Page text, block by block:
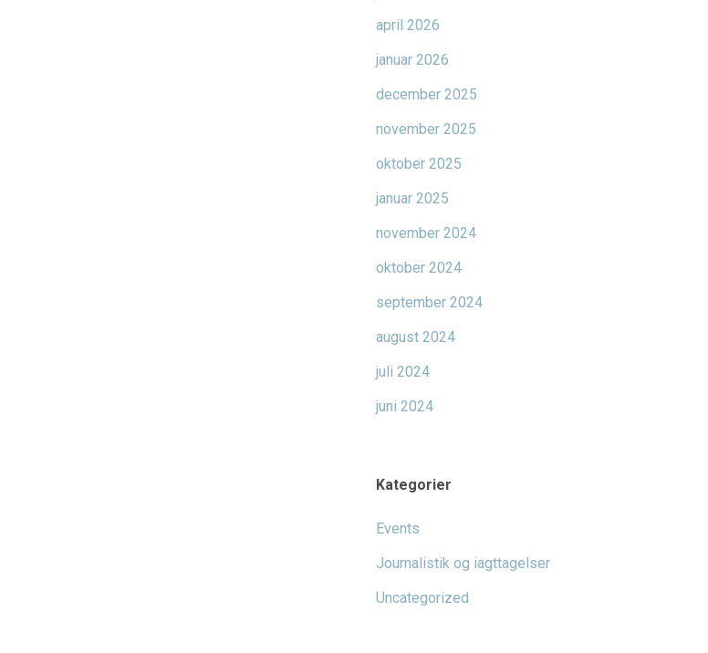
april 2026
januar 2026
december 2025
november 2025
oktober 2025
januar 2025
november 2024
oktober 2024
september 2024
august 2024
juli 2024
juni 2024
Kategorier
Events
Journalistik og iagttagelser
Uncategorized